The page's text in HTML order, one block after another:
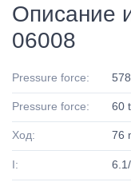
Описание
06008
Pressure force:
Pressure force: 60 t
Ход: 76
I: